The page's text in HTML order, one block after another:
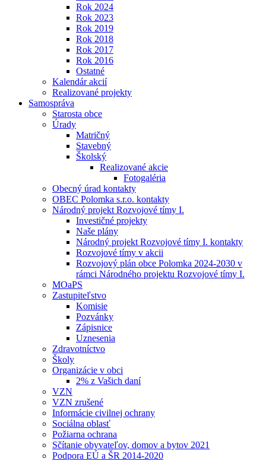
Rok 2024
Rok 2023
Rok 2019
Rok 2018
Rok 2017
Rok 2016
Ostatné
Kalendár akcií
Realizované projekty
Samospráva
Starosta obce
Úrady
Matričný
Stavebný
Školský
Realizované akcie
Fotogaléria
Obecný úrad kontakty
OBEC Polomka s.r.o. kontakty
Národný projekt Rozvojové tímy I.
Investičné projekty
Naše plány
Národný projekt Rozvojové tímy I. kontakty
Rozvojové tímy v akcii
Rozvojový plán obce Polomka 2024-2030 v
rámci Národného projektu Rozvojové tímy I.
MOaPS
Zastupiteľstvo
Komisie
Pozvánky
Zápisnice
Uznesenia
Zdravotníctvo
Školy
Organizácie v obci
2% z Vašich daní
VZN
VZN zrušené
Informácie civilnej ochrany
Sociálna oblasť
Požiarna ochrana
Sčítanie obyvateľov, domov a bytov 2021
Podpora EÚ a ŠR 2014-2020